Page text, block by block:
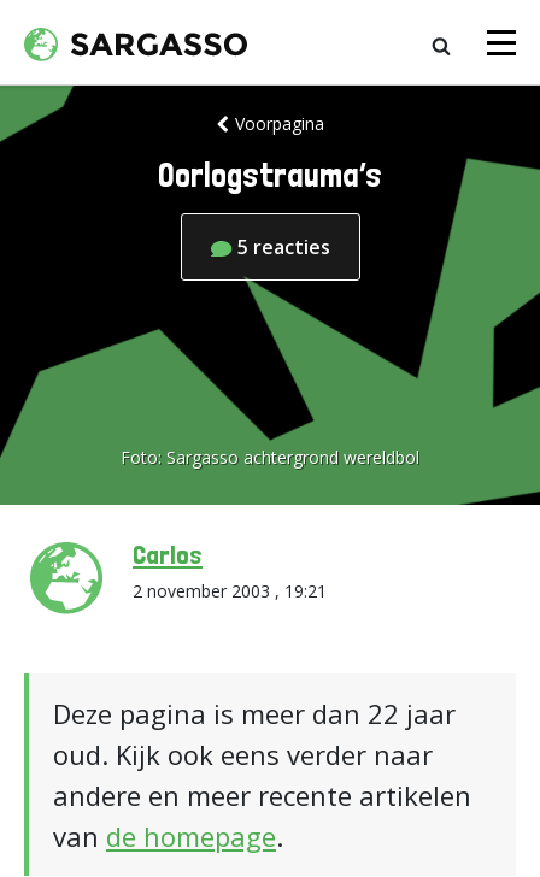
Voorpagina
Oorlogstrauma’s
5 reacties
Foto: Sargasso achtergrond wereldbol
Carlos
2 november 2003 , 19:21
Deze pagina is meer dan 22 jaar
oud. Kijk ook eens verder naar
andere en meer recente artikelen
van de homepage.